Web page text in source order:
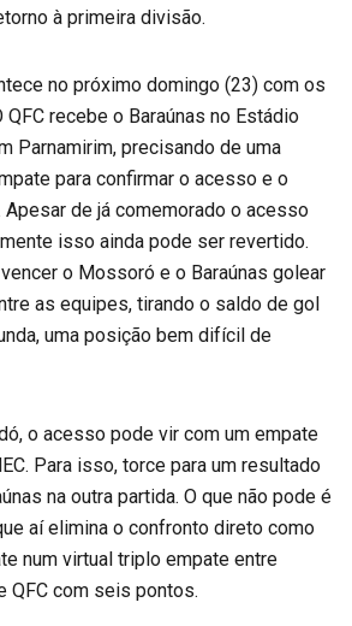
à primeira divisão.
no próximo domingo (23) com os
recebe o Baraúnas no Estádio
Parnamirim, precisando de uma
para confirmar o acesso e o
Apesar de já comemorado o acesso
isso ainda pode ser revertido.
o Mossoró e o Baraúnas golear
as equipes, tirando o saldo de gol
uma posição bem difícil de
o acesso pode vir com um empate
Para isso, torce para um resultado
na outra partida. O que não pode é
aí elimina o confronto direto como
num virtual triplo empate entre
QFC com seis pontos.